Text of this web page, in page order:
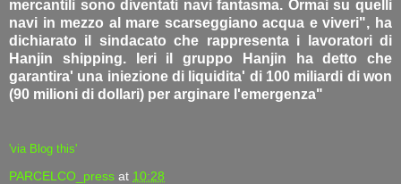
mercantili sono diventati navi fantasma. Ormai su quelli
navi in mezzo al mare scarseggiano acqua e viveri", ha
dichiarato il sindacato che rappresenta i lavoratori di
Hanjin shipping. Ieri il gruppo Hanjin ha detto che
garantira' una iniezione di liquidita' di 100 miliardi di won
(90 milioni di dollari) per arginare l'emergenza"
'via Blog this'
PARCELCO_press at 10:28